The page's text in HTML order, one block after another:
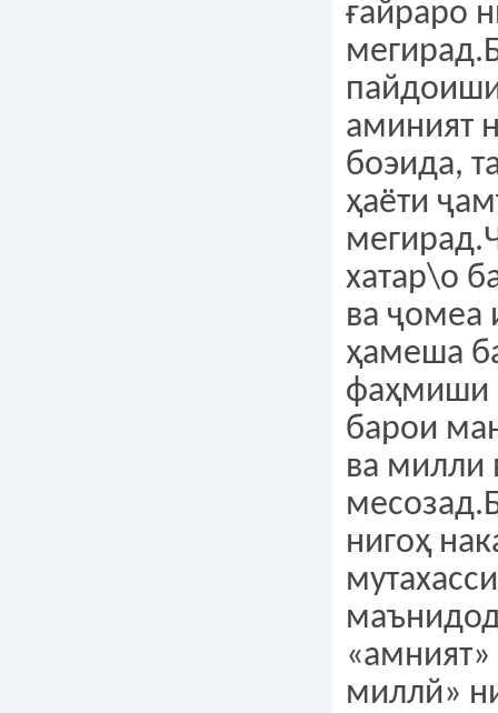
ғайраро
аминият
боэида,
ҳаёти
хатар\о
ва ҷомеа
ҳамеша
фаҳмиши
барои
ва милли
нигоҳ
миллй»